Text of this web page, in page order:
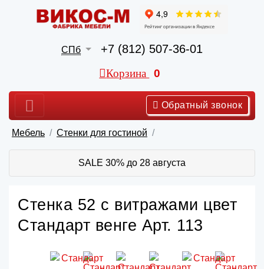
СПб +7 (812) 507-36-01
Корзина 0
Обратный звонок
Мебель Стенки для гостиной
SALE 30% до 28 августа
Стенка 52 с витражами цвет
Стандарт венге Арт. 113